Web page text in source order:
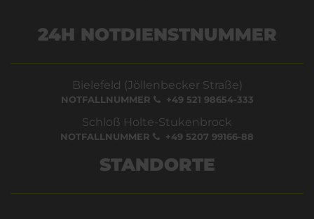
24H NOTDIENSTNUMMER
Bielefeld (Jöllenbecker Straße)
NOTFALLNUMMER +49 521 98654-333
Schloß Holte-Stukenbrock
NOTFALLNUMMER +49 5207 99166-88
STANDORTE